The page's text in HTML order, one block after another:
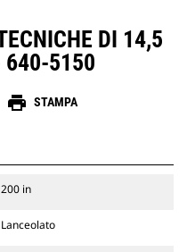
DI 14,5
640-5150
print STAMPA
200 in
Lanceolato